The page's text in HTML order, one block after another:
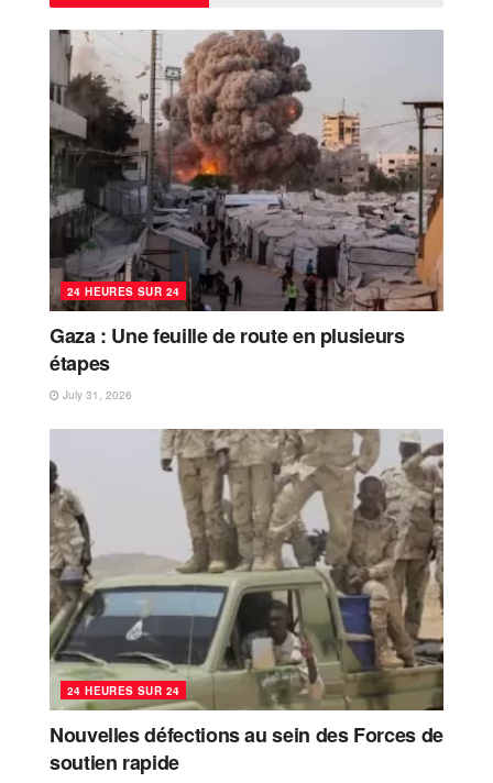
24 HEURES SUR 24
Gaza : Une feuille de route en plusieurs
étapes
July 31, 2026
24 HEURES SUR 24
Nouvelles défections au sein des Forces de
soutien rapide